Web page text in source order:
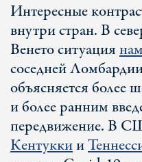
Интересные
внутри стран. В
Венето ситуация
соседней
объясняется более
и более ранним
передвижение. В
Кентуккии